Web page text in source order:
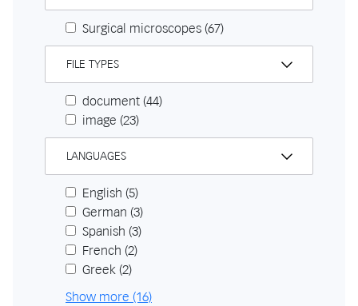
Surgical microscopes (67)
FILE TYPES
document (44)
image (23)
LANGUAGES
English (5)
German (3)
Spanish (3)
French (2)
Greek (2)
Show more (16)